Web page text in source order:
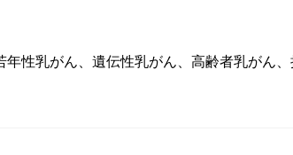
年性乳がん、遺伝性乳がん、高齢者乳がん